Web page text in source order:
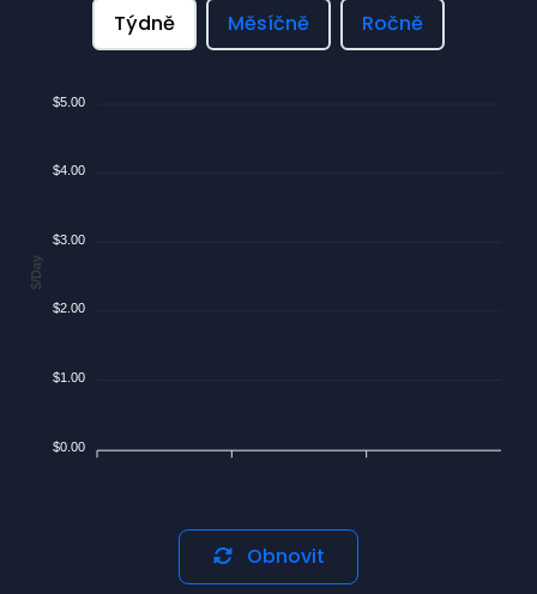
Týdně Měsíčně Ročně
$5.00
$4.00
$3.00
$2.00
$1.00
$0.00
$/Day
Obnovit